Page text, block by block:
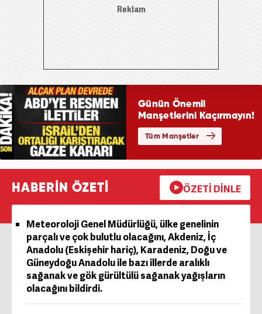
HABERİN ÖZETİ ÖZETİ DİNLE
Meteoroloji Genel Müdürlüğü, ülke genelinin
parçalı ve çok bulutlu olacağını, Akdeniz, İç
Anadolu (Eskişehir hariç), Karadeniz, Doğu ve
Güneydoğu Anadolu ile bazı illerde aralıklı
sağanak ve gök gürültülü sağanak yağışların
olacağını bildirdi.